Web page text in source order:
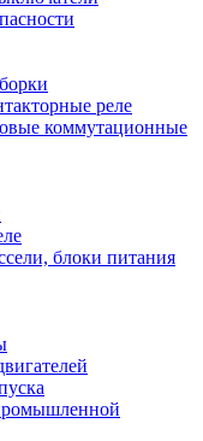
реле
коммутационные
блоки питания